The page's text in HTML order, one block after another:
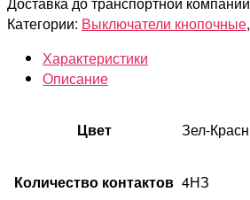
Категории: Выключатели кнопочные,
Характеристики
Описание
Цвет Зел-Красн
Количество контактов 4НЗ